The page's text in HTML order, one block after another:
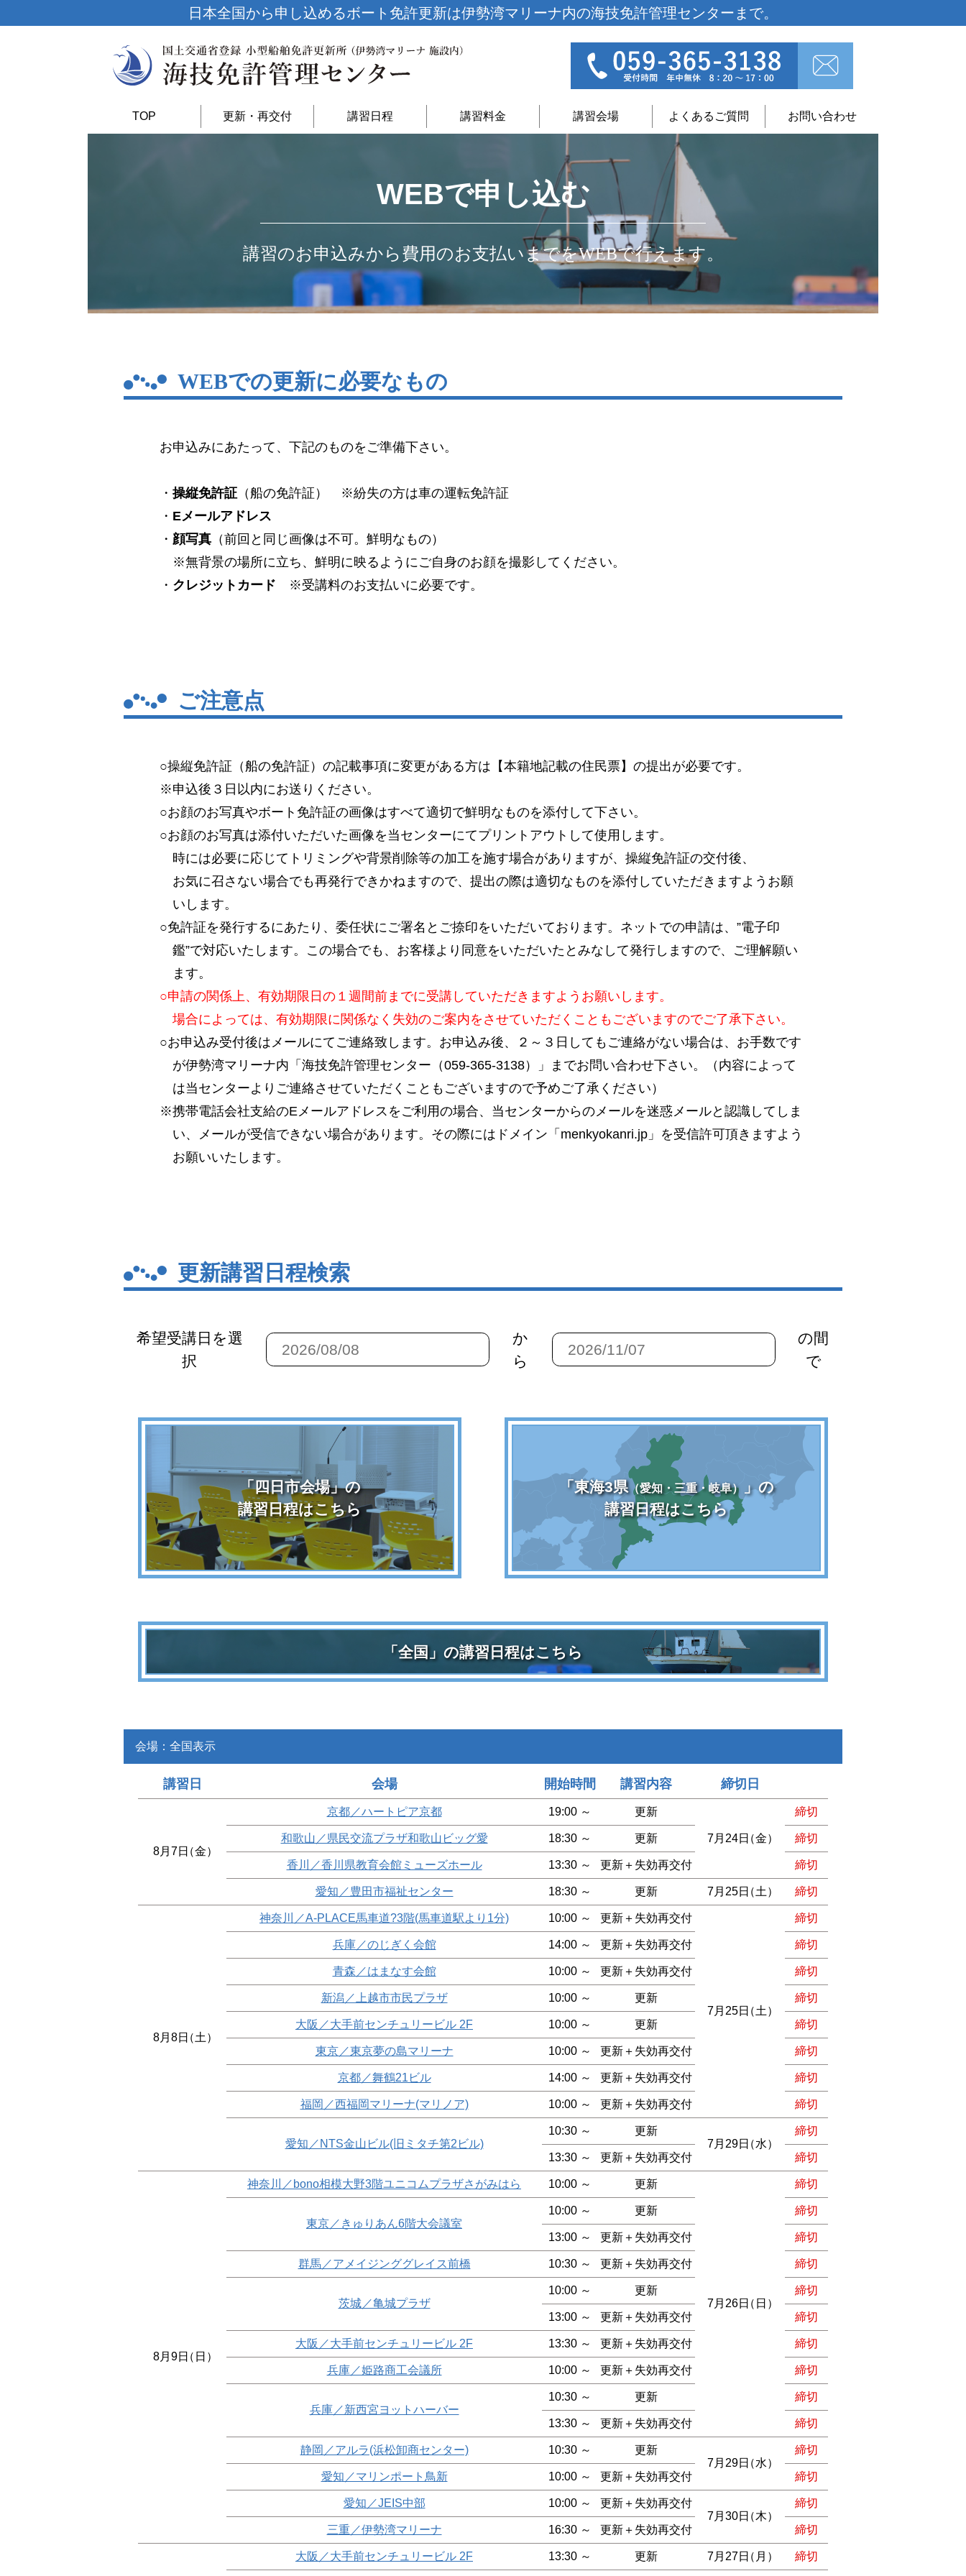
日本全国から申し込めるボート免許更新は伊勢湾マリーナ内の海技免許管理センターまで。
TOP 更新・再交付 講習日程 講習料金 講習会場 よくあるご質問 お問い合わせ
WEBで申し込む
講習のお申込みから費用のお支払いまでをWEBで行えます。
WEBでの更新に必要なもの
お申込みにあたって、下記のものをご準備下さい。
・ 操縦免許証 （船の免許証）
※紛失の方は車の運転免許証
・ Eメールアドレス
・ 顔写真 （前回と同じ画像は不可。鮮明なもの）
※無背景の場所に立ち、鮮明に映るようにご自身のお顔を撮影してください。
・ クレジットカード ※受講料のお支払いに必要です。
ご注意点
○操縦免許証（船の免許証）の記載事項に変更がある方は【本籍地記載の住民票】の提出が必要です。
※申込後３日以内にお送りください。
○お顔のお写真やボート免許証の画像はすべて適切で鮮明なものを添付して下さい。
○お顔のお写真は添付いただいた画像を当センターにてプリントアウトして使用します。
時には必要に応じてトリミングや背景削除等の加工を施す場合がありますが、操縦免許証の交付後、
お気に召さない場合でも再発行できかねますので、提出の際は適切なものを添付していただきますようお願
いします。
○免許証を発行するにあたり、委任状にご署名とご捺印をいただいております。ネットでの申請は、”電子印
鑑”で対応いたします。この場合でも、お客様より同意をいただいたとみなして発行しますので、ご理解願い
ます。
○申請の関係上、有効期限日の１週間前までに受講していただきますようお願いします。
場合によっては、有効期限に関係なく失効のご案内をさせていただくこともございますのでご了承下さい。
○お申込み受付後はメールにてご連絡致します。お申込み後、２～３日してもご連絡がない場合は、お手数です
が伊勢湾マリーナ内「海技免許管理センター（059-365-3138）」までお問い合わせ下さい。（内容によって
は当センターよりご連絡させていただくこともございますので予めご了承ください）
※携帯電話会社支給のEメールアドレスをご利用の場合、当センターからのメールを迷惑メールと認識してしま
い、メールが受信できない場合があります。その際にはドメイン「menkyokanri.jp」を受信許可頂きますよう
お願いいたします。
更新講習日程検索
希望受講日を選
択
か
ら
の間
で
「四日市会場」の
講習日程はこちら
「東海3県（愛知・三重・岐阜）
」の
講習日程はこちら
「全国」の講習日程はこちら
会場：全国表示
講習日 会場 開始時間 講習内容 締切日
8月7日（金）
京都／ハートピア京都 19:00 ～ 更新
7月24日（金）
締切
和歌山／県民交流プラザ和歌山ビッグ愛 18:30 ～ 更新 締切
香川／香川県教育会館ミューズホール 13:30 ～ 更新＋失効再交付 締切
愛知／豊田市福祉センター 18:30 ～ 更新 7月25日（土） 締切
8月8日（土）
神奈川／A-PLACE馬車道?3階(馬車道駅より1分) 10:00 ～ 更新＋失効再交付
7月25日（土）
締切
兵庫／のじぎく会館 14:00 ～ 更新＋失効再交付 締切
青森／はまなす会館 10:00 ～ 更新＋失効再交付 締切
新潟／上越市市民プラザ 10:00 ～ 更新 締切
大阪／大手前センチュリービル 2F 10:00 ～ 更新 締切
東京／東京夢の島マリーナ 10:00 ～ 更新＋失効再交付 締切
京都／舞鶴21ビル 14:00 ～ 更新＋失効再交付 締切
福岡／西福岡マリーナ(マリノア) 10:00 ～ 更新＋失効再交付 締切
愛知／NTS金山ビル(旧ミタチ第2ビル)
10:30 ～
更新
7月29日（水）
締切
13:30 ～ 更新＋失効再交付 締切
8月9日（日）
神奈川／bono相模大野3階ユニコムプラザさがみはら 10:00 ～ 更新
7月26日（日）
締切
東京／きゅりあん6階大会議室
10:00 ～ 更新 締切
13:00 ～ 更新＋失効再交付 締切
群馬／アメイジンググレイス前橋 10:30 ～ 更新＋失効再交付 締切
茨城／亀城プラザ
10:00 ～ 更新 締切
13:00 ～ 更新＋失効再交付 締切
大阪／大手前センチュリービル 2F 13:30 ～ 更新＋失効再交付 締切
兵庫／姫路商工会議所 10:00 ～ 更新＋失効再交付 締切
兵庫／新西宮ヨットハーバー
10:30 ～ 更新 締切
13:30 ～ 更新＋失効再交付 締切
静岡／アルラ(浜松卸商センター) 10:30 ～
更新
7月29日（水）
締切
愛知／マリンポート鳥新 10:00 ～ 更新＋失効再交付 締切
愛知／JEIS中部 10:00 ～
更新＋失効再交付
7月30日（木）
締切
三重／伊勢湾マリーナ 16:30 ～ 更新＋失効再交付 締切
大阪／大手前センチュリービル 2F 13:30 ～ 更新 7月27日（月） 締切